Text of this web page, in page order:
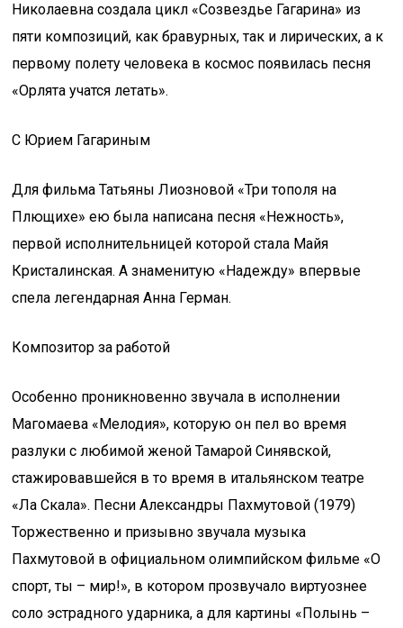
Николаевна создала цикл «Созвездье Гагарина» из
пяти композиций, как бравурных, так и лирических, а к
первому полету человека в космос появилась песня
«Орлята учатся летать».
С Юрием Гагариным
Для фильма Татьяны Лиозновой «Три тополя на
Плющихе» ею была написана песня «Нежность»,
первой исполнительницей которой стала Майя
Кристалинская. А знаменитую «Надежду» впервые
спела легендарная Анна Герман.
Композитор за работой
Особенно проникновенно звучала в исполнении
Магомаева «Мелодия», которую он пел во время
разлуки с любимой женой Тамарой Синявской,
стажировавшейся в то время в итальянском театре
«Ла Скала». Песни Александры Пахмутовой (1979)
Торжественно и призывно звучала музыка
Пахмутовой в официальном олимпийском фильме «О
спорт, ты – мир!», в котором прозвучало виртуознее
соло эстрадного ударника, а для картины «Полынь –